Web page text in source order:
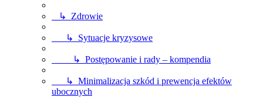
↳ Zdrowie
↳ Sytuacje kryzysowe
↳ Postępowanie i rady – kompendia
↳ Minimalizacja szkód i prewencja efektów
ubocznych